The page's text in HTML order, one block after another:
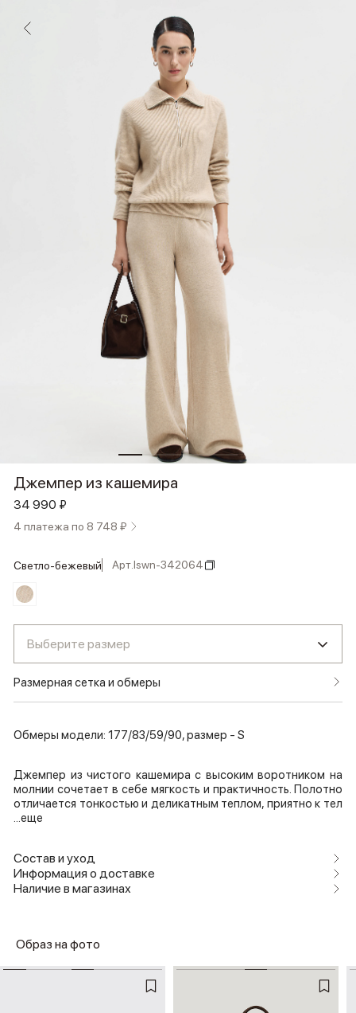
Джемпер из кашемира
34 990 ₽
4 платежа по 8 748 ₽
светло-бежевый Арт.lswn-342064
Выберите размер
Размерная сетка и обмеры
Обмеры модели: 177/83/59/90, размер - S
Джемпер из чистого кашемира с высоким воротником на
молнии сочетает в себе мягкость и практичность. Полотно
отличается тонкостью и деликатным теплом, приятно к тел
...еще
Состав и уход
Информация о доставке
Наличие в магазинах
Образ на фото